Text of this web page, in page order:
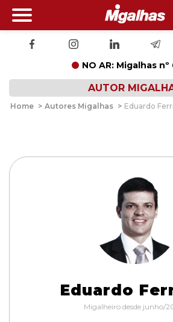
NO AR: Migalhas
AUTOR
Home > Autores Migalhas > Eduardo
Eduardo
Migalheiro desde junho/